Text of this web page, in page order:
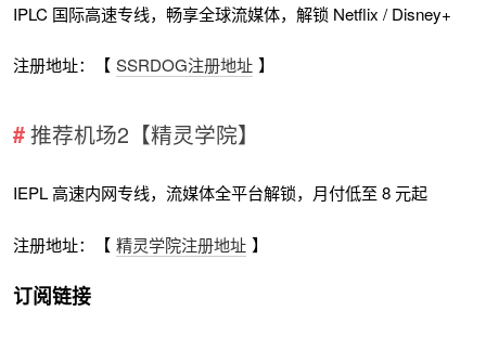
IPLC 国际高速专线，畅享全球流媒体，解锁 Netflix / Disney+
注册地址：【 SSRDOG注册地址 】
推荐机场2【精灵学院】
IEPL 高速内网专线，流媒体全平台解锁，月付低至 8 元起
注册地址：【 精灵学院注册地址 】
订阅链接